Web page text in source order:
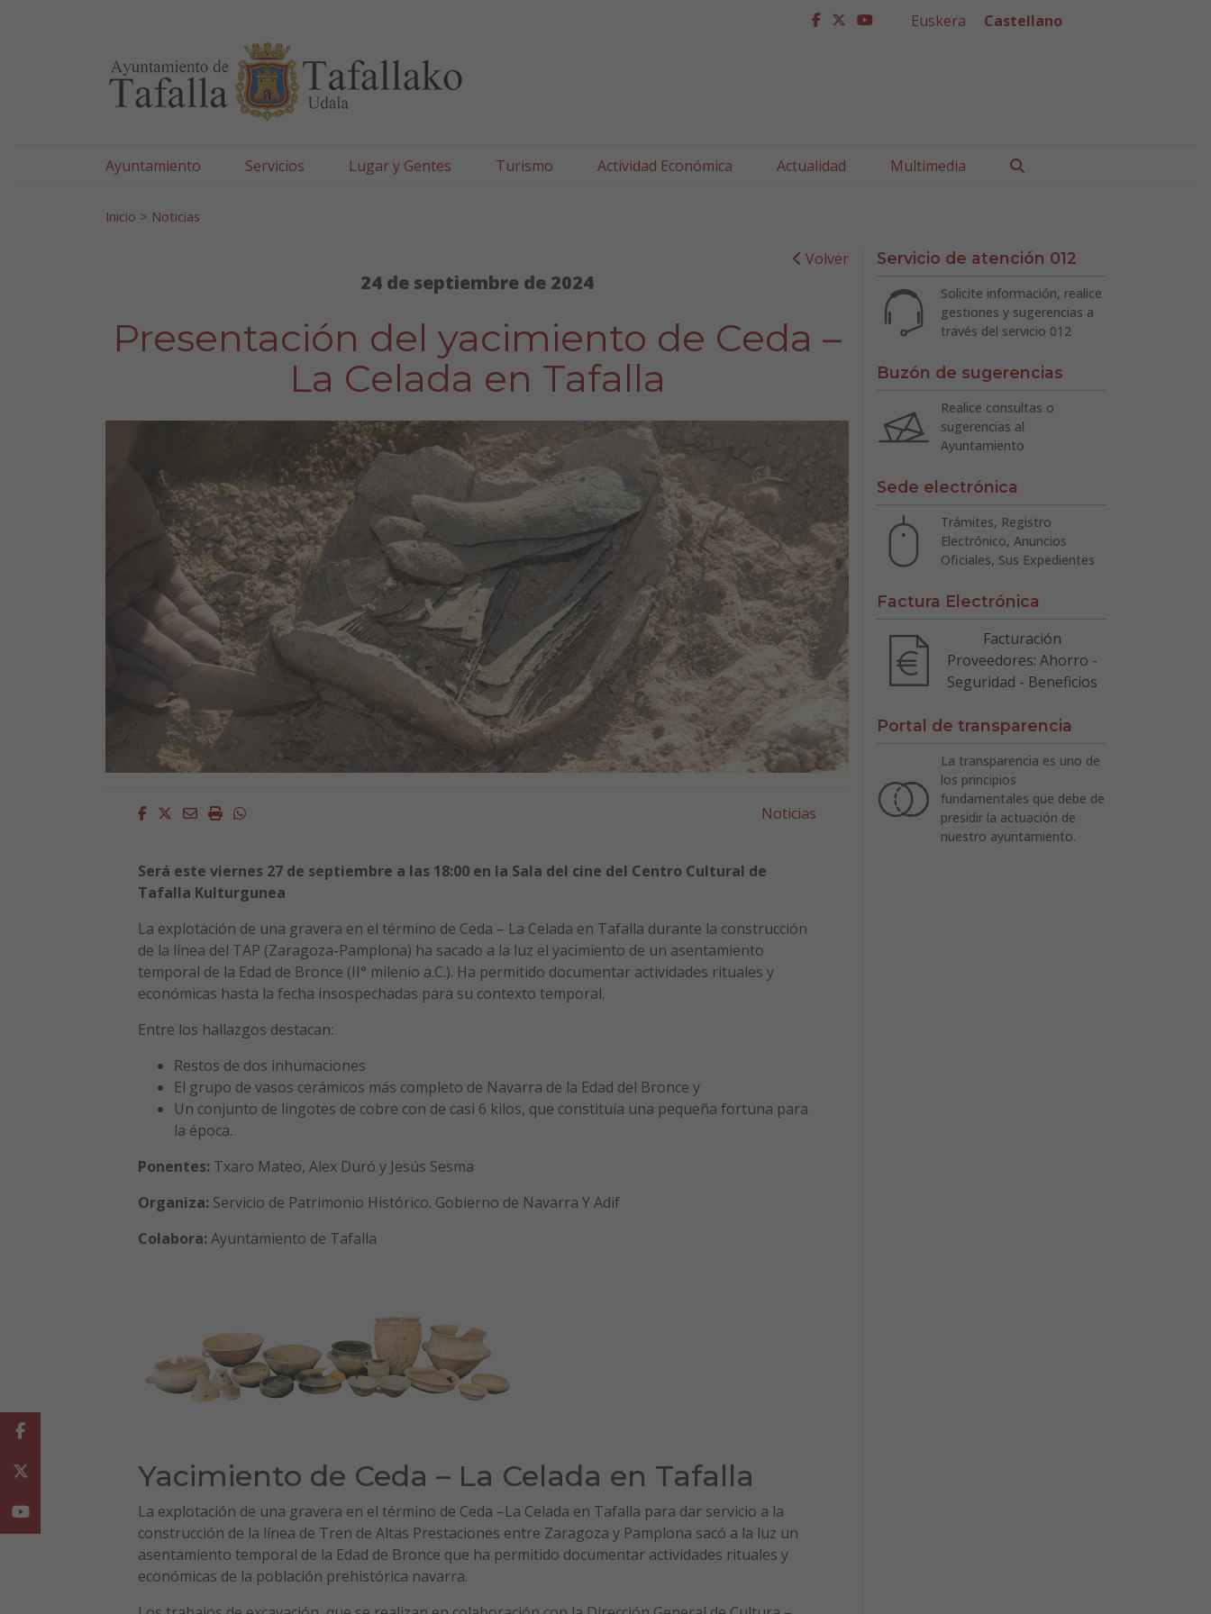
facebook
twitter
youtube
Euskera Castellano
Ayuntamiento Servicios Lugar y Gentes Turismo Actividad Económica Actualidad Multimedia
Inicio > Noticias
Volver
24 de septiembre de 2024
Presentación del yacimiento de Ceda –
La Celada en Tafalla
Facebook
Twitter
EmailImprimirWhatsapp Noticias
Será este viernes 27 de septiembre a las 18:00 en la Sala del cine del Centro Cultural de
Tafalla Kulturgunea
La explotación de una gravera en el término de Ceda – La Celada en Tafalla durante la construcción
de la línea del TAP (Zaragoza-Pamplona) ha sacado a la luz el yacimiento de un asentamiento
temporal de la Edad de Bronce (II° milenio a.C.). Ha permitido documentar actividades rituales y
económicas hasta la fecha insospechadas para su contexto temporal.
Entre los hallazgos destacan:
Restos de dos inhumaciones
El grupo de vasos cerámicos más completo de Navarra de la Edad del Bronce y
Un conjunto de lingotes de cobre con de casi 6 kilos, que constituía una pequeña fortuna para
la época.
Ponentes: Txaro Mateo, Alex Duró y Jesús Sesma
Organiza: Servicio de Patrimonio Histórico. Gobierno de Navarra Y Adif
Colabora: Ayuntamiento de Tafalla
Yacimiento de Ceda – La Celada en Tafalla
La explotación de una gravera en el término de Ceda –La Celada en Tafalla para dar servicio a la
construcción de la línea de Tren de Altas Prestaciones entre Zaragoza y Pamplona sacó a la luz un
asentamiento temporal de la Edad de Bronce que ha permitido documentar actividades rituales y
económicas de la población prehistórica navarra.
Servicio de atención 012
Solicite información, realice
gestiones y sugerencias a
través del servicio 012
Buzón de sugerencias
Realice consultas o
sugerencias al
Ayuntamiento
Sede electrónica
Trámites, Registro
Electrónico, Anuncios
Oficiales, Sus Expedientes
Factura Electrónica
Facturación
Proveedores: Ahorro -
Seguridad - Beneficios
Portal de transparencia
La transparencia es uno de
los principios
fundamentales que debe de
presidir la actuación de
nuestro ayuntamiento.
Facebook
Youtube